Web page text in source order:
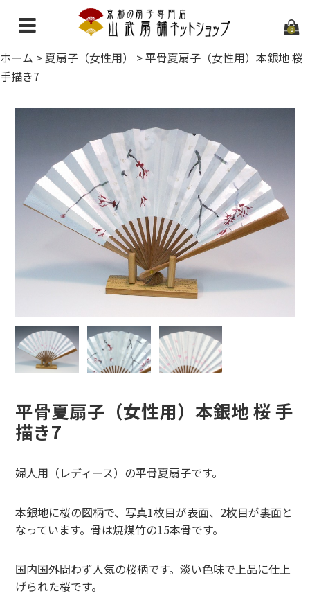
0
ホーム
お問い合わせ
ホーム > 夏扇子（女性用） >平骨夏扇子（女性用）本銀地 桜
手描き7
平骨夏扇子（女性用）本銀地 桜 手
描き7
婦人用（レディース）の平骨夏扇子です。
本銀地に桜の図柄で、写真1枚目が表面、2枚目が裏面と
なっています。骨は焼煤竹の15本骨です。
国内国外問わず人気の桜柄です。淡い色味で上品に仕上
げられた桜です。